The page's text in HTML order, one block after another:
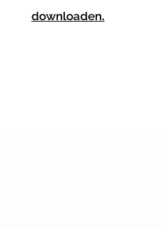
downloaden.